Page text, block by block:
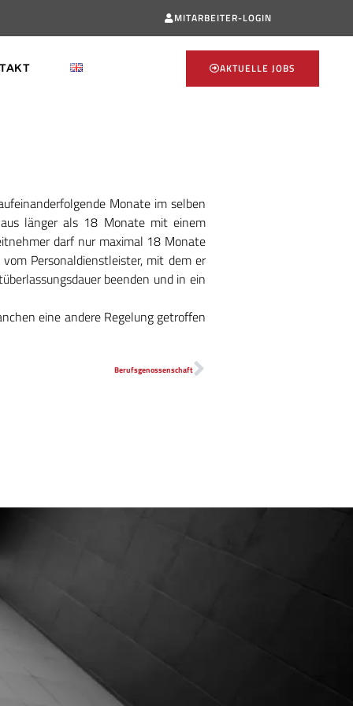
MITARBEITER-LOGIN
AKTUELLE JOBS
Monate im selben
länger als 18 Monate mit einem
darf nur maximal 18 Monate
Personaldienstleister, mit dem er
beenden und in ein
eine andere Regelung getroffen
Berufsgenossenschaft